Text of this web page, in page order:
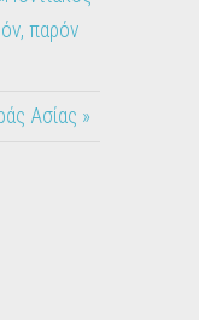
παρόν
Ασίας »